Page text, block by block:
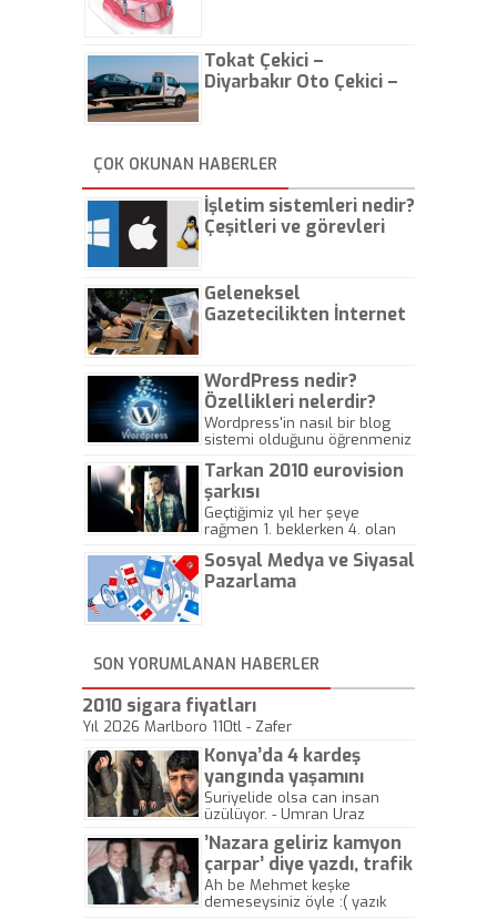
Tokat Çekici –
Diyarbakır Oto Çekici –
ÇOK OKUNAN HABERLER
İşletim sistemleri nedir?
Çeşitleri ve görevleri
Geleneksel
Gazetecilikten İnternet
WordPress nedir?
Özellikleri nelerdir?
Wordpress'in nasıl bir blog
sistemi olduğunu öğrenmeniz
Tarkan 2010 eurovision
şarkısı
Geçtiğimiz yıl her şeye
rağmen 1. beklerken 4. olan
gösterisinin bu yarışmada
önemli olmadığını anlamıştır.
Sosyal Medya ve Siyasal
Pazarlama
SON YORUMLANAN HABERLER
2010 sigara fiyatları
Yıl 2026 Marlboro 110tl - Zafer
Konya’da 4 kardeş
yangında yaşamını
yitirdi
Suriyelide olsa can insan
üzülüyor. - Umran Uraz
’Nazara geliriz kamyon
çarpar’ diye yazdı, trafik
kazasında öldü!
Ah be Mehmet keşke
demeseysiniz öyle :( yazık